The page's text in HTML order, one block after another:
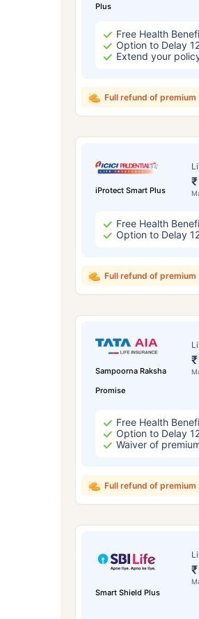
Plus
Free Health
Option to Delay
Extend your
Full refund of premium
iProtect Smart Plus
Free Health
Option to Delay
Full refund of premium
Sampoorna Raksha
Promise
Free Health
Option to Delay
Waiver of
Full refund of premium
Smart Shield Plus